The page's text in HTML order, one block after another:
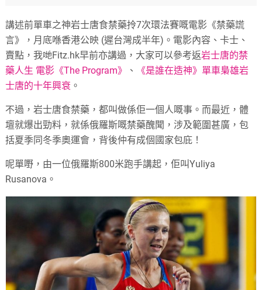
講述前單車之神岩士唐食禁藥拎7次環法賽嘅電影《禁藥謊
言》，月底喺香港公映 (遲台灣成半年)。電影內容、卡士、
賣點，我哋Fitz.hk早前亦講過，大家可以參考返岩士唐的禁
藥人生 電影《The Program》
、
《是誰在造神》單車梟雄岩
士唐的十年興衰 。
不過，岩士唐食禁藥，都叫做係佢一個人嘅事。而最近，體
壇就爆出勁料，就係俄羅斯嘅禁藥醜聞，涉及範圍甚廣，包
括夏季同冬季奧運會，背後仲有成個國家包庇！
呢單嘢，由一位俄羅斯800米跑手講起，佢叫Yuliya
Rusanova。